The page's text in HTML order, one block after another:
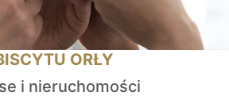
ORŁY
i nieruchomości